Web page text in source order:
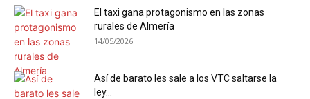
El taxi gana protagonismo en las zonas
rurales de Almería
14/05/2026
Así de barato les sale a los VTC saltarse la
ley...